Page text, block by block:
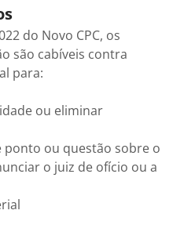
do Novo CPC, os
são cabíveis contra
para:
ou eliminar
ponto ou questão sobre o
o juiz de ofício ou a